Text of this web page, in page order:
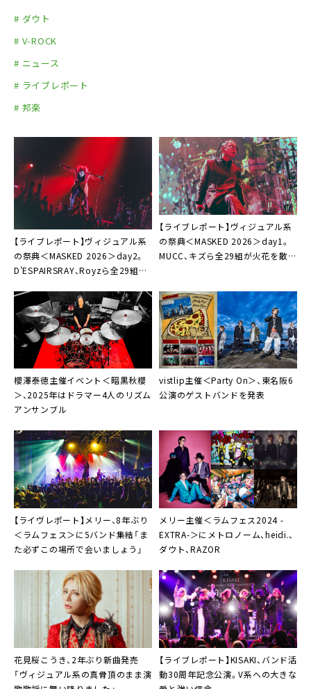
# ダウト
# V-ROCK
# ニュース
# ライブレポート
# 邦楽
【ライブレポート】ヴィジュアル系
の祭典＜MASKED 2026＞day2。
D’ESPAIRSRAY、Royzら全29組が
刺そうぜ、MASKED！」
【ライブレポート】ヴィジュアル系
の祭典＜MASKED 2026＞day1。
MUCC、キズら全29組が火花を散ら
櫻澤泰徳主催イベント＜暗黒秋櫻
＞、2025年はドラマー4人のリズム
アンサンブル
vistlip主催＜Party On＞、東名阪6
公演のゲストバンドを発表
【ライヴレポート】メリー、8年ぶり
＜ラムフェス＞に5バンド集結「ま
た必ずこの場所で会いましょう」
メリー主催＜ラムフェス2024 -
EXTRA-＞にメトロノーム、heidi.、
ダウト、RAZOR
花見桜こうき、2年ぶり新曲発売
「ヴィジュアル系の真骨頂のまま演
【ライブレポート】KISAKI、バンド活
動30周年記念公演。V系への大きな